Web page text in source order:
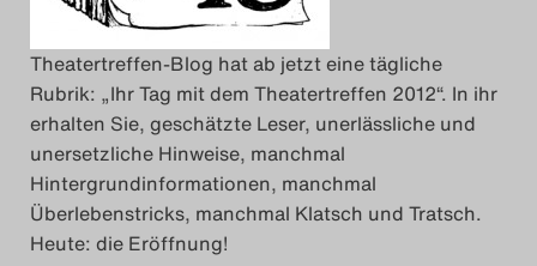
Das Theatertreffen-
Das Theatertreffen-
Impressum
Theatertreffen-Blog hat ab jetzt eine tägliche
Rubrik: „Ihr Tag mit dem Theatertreffen 2012“. In ihr
erhalten Sie, geschätzte Leser, unerlässliche und
unersetzliche Hinweise, manchmal
Hintergrundinformationen, manchmal
Überlebenstricks, manchmal Klatsch und Tratsch.
Heute: die Eröffnung!